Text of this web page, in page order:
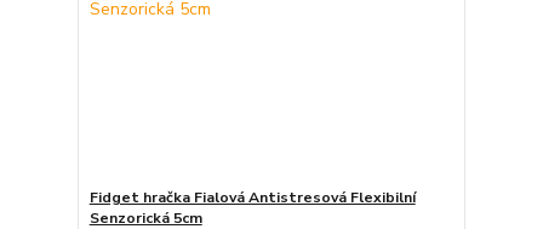
Fidget hračka Fialová Antistresová Flexibilní
Senzorická 5cm